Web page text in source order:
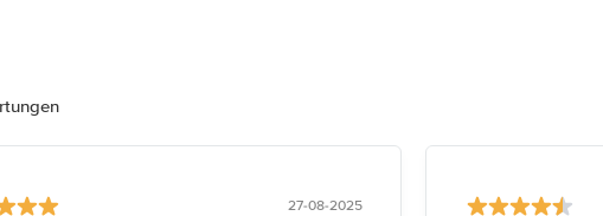
27-08-2025